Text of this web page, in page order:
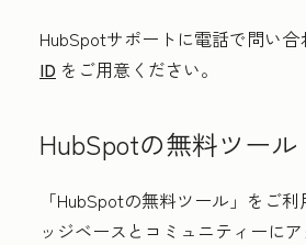
HubSpotサポートに電話で問い合
ID をご用意ください。
HubSpotの無料ツール
「HubSpotの無料ツール」 をご利
ッジベースとコミュニティーに